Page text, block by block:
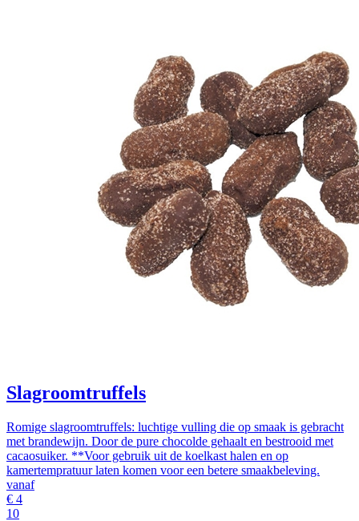
Slagroomtruffels
Romige slagroomtruffels: luchtige vulling die op smaak is gebracht
met brandewijn. Door de pure chocolde gehaalt en bestrooid met
cacaosuiker. **Voor gebruik uit de koelkast halen en op
kamertempratuur laten komen voor een betere smaakbeleving.
vanaf
€ 4
10